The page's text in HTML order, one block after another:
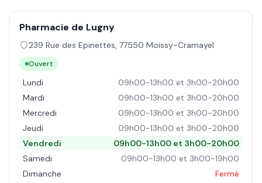
Pharmacie de Lugny
239 Rue des Epinettes, 77550 Moissy-Cramayel
Ouvert
Lundi
09h00-13h00 et 3h00-20h00
Mardi
09h00-13h00 et 3h00-20h00
Mercredi
09h00-13h00 et 3h00-20h00
Jeudi
09h00-13h00 et 3h00-20h00
Vendredi
09h00-13h00 et 3h00-20h00
Samedi
09h00-13h00 et 3h00-19h00
Dimanche
Fermé